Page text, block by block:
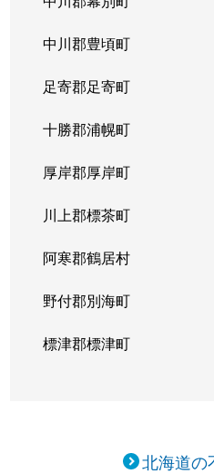
中川郡豊頃町
足寄郡足寄町
十勝郡浦幌町
厚岸郡厚岸町
川上郡標茶町
阿寒郡鶴居村
野付郡別海町
標津郡標津町
北海道の